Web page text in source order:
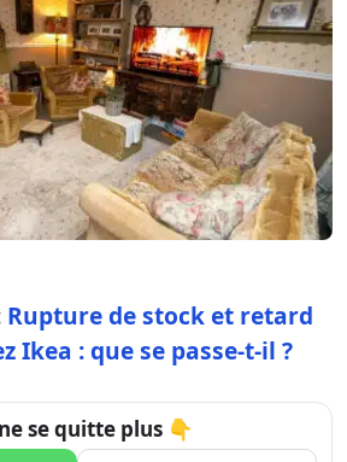
Rupture de stock et retard
Ikea : que se passe-t-il ?
se quitte plus 👇